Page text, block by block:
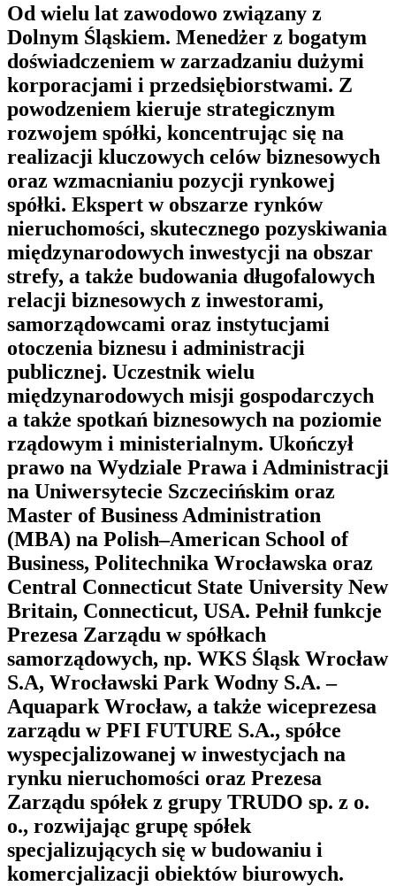
Od wielu lat zawodowo związany z
Dolnym Śląskiem. Menedżer z bogatym
doświadczeniem w zarzadzaniu dużymi
korporacjami i przedsiębiorstwami. Z
powodzeniem kieruje strategicznym
rozwojem spółki, koncentrując się na
realizacji kluczowych celów biznesowych
oraz wzmacnianiu pozycji rynkowej
spółki. Ekspert w obszarze rynków
nieruchomości, skutecznego pozyskiwania
międzynarodowych inwestycji na obszar
strefy, a także budowania długofalowych
relacji biznesowych z inwestorami,
samorządowcami oraz instytucjami
otoczenia biznesu i administracji
publicznej. Uczestnik wielu
międzynarodowych misji gospodarczych
a także spotkań biznesowych na poziomie
rządowym i ministerialnym. Ukończył
prawo na Wydziale Prawa i Administracji
na Uniwersytecie Szczecińskim oraz
Master of Business Administration
(MBA) na Polish–American School of
Business, Politechnika Wrocławska oraz
Central Connecticut State University New
Britain, Connecticut, USA. Pełnił funkcje
Prezesa Zarządu w spółkach
samorządowych, np. WKS Śląsk Wrocław
S.A, Wrocławski Park Wodny S.A. –
Aquapark Wrocław, a także wiceprezesa
zarządu w PFI FUTURE S.A., spółce
wyspecjalizowanej w inwestycjach na
rynku nieruchomości oraz Prezesa
Zarządu spółek z grupy TRUDO sp. z o.
o., rozwijając grupę spółek
specjalizujących się w budowaniu i
komercjalizacji obiektów biurowych.